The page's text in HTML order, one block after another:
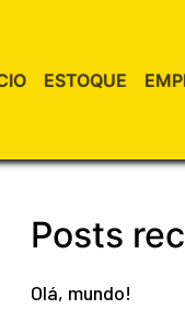
ESTOQUE
Posts
Olá, mundo!